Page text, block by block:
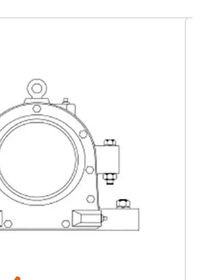
rolo cônico industrial
em